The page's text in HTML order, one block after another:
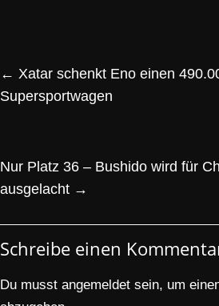
← Xatar schenkt Eno einen
Supersportwagen
Nur Platz 36 – Bushido wird für
ausgelacht →
Schreibe einen
Du musst angemeldet sein, um